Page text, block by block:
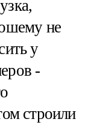
не
у
-
строили